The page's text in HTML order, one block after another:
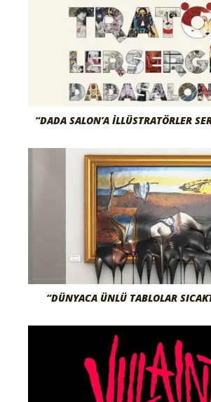
“DADA SALON’A İLLÜSTRATÖRLER
“DÜNYACA ÜNLÜ TABLOLAR